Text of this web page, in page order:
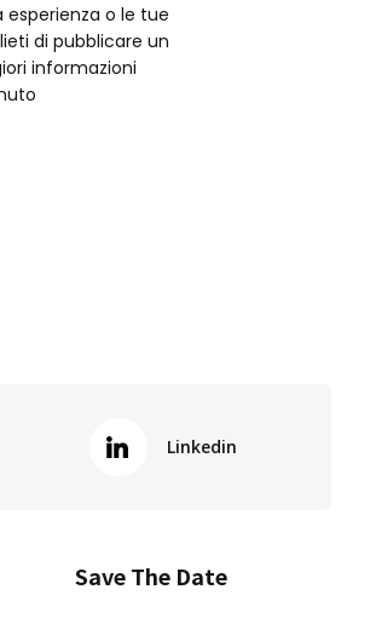
o le tue
di pubblicare un
informazioni
Linkedin
Save The Date